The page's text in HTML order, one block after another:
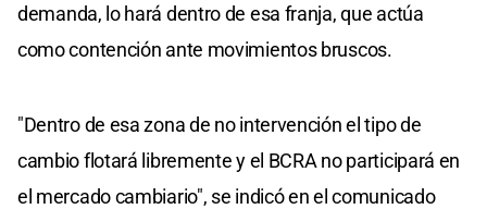
demanda, lo hará dentro de esa franja, que actúa
como contención ante movimientos bruscos.
"Dentro de esa zona de no intervención el tipo de
cambio flotará libremente y el BCRA no participará en
el mercado cambiario", se indicó en el comunicado